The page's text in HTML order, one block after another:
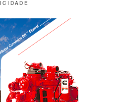
C I D A D E